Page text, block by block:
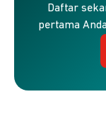
Daftar
pertama